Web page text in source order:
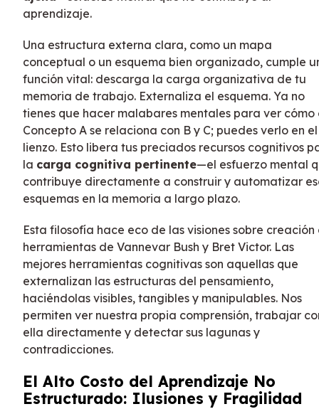
aprendizaje.
Una estructura externa clara, como un mapa
conceptual o un esquema bien organizado, cumple
función vital: descarga la carga organizativa de tu
memoria de trabajo. Externaliza el esquema. Ya no
tienes que hacer malabares mentales para ver cómo
Concepto A se relaciona con B y C; puedes verlo en el
lienzo. Esto libera tus preciados recursos cognitivos
la carga cognitiva pertinente—el esfuerzo mental
contribuye directamente a construir y automatizar
esquemas en la memoria a largo plazo.
Esta filosofía hace eco de las visiones sobre creación
herramientas de Vannevar Bush y Bret Victor. Las
mejores herramientas cognitivas son aquellas que
externalizan las estructuras del pensamiento,
haciéndolas visibles, tangibles y manipulables. Nos
permiten ver nuestra propia comprensión, trabajar
ella directamente y detectar sus lagunas y
contradicciones.
El Alto Costo del Aprendizaje No
Estructurado: Ilusiones y Fragilidad